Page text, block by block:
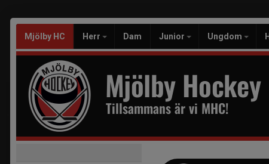
Mjölby HC Herr Dam Junior Ungdom
Mjölby Hockey
Tillsammans är vi MHC!